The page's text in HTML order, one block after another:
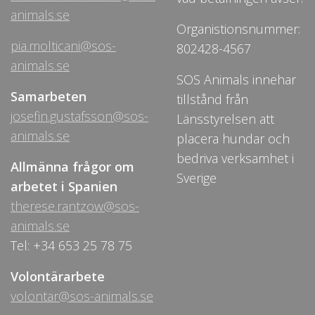
animals.se
pia.molticani@sos-
animals.se
Samarbeten
josefin.gustafsson@sos-
animals.se
Allmänna frågor om
arbetet i Spanien
therese.rantzow@sos-
animals.se
Tel: +34 653 25 78 75
Volontärarbete
volontar@sos-animals.se
Organistionsnummer:
802428-4567
SOS Animals innehar
tillstånd från
Länsstyrelsen att
placera hundar och
bedriva verksamhet i
Sverige